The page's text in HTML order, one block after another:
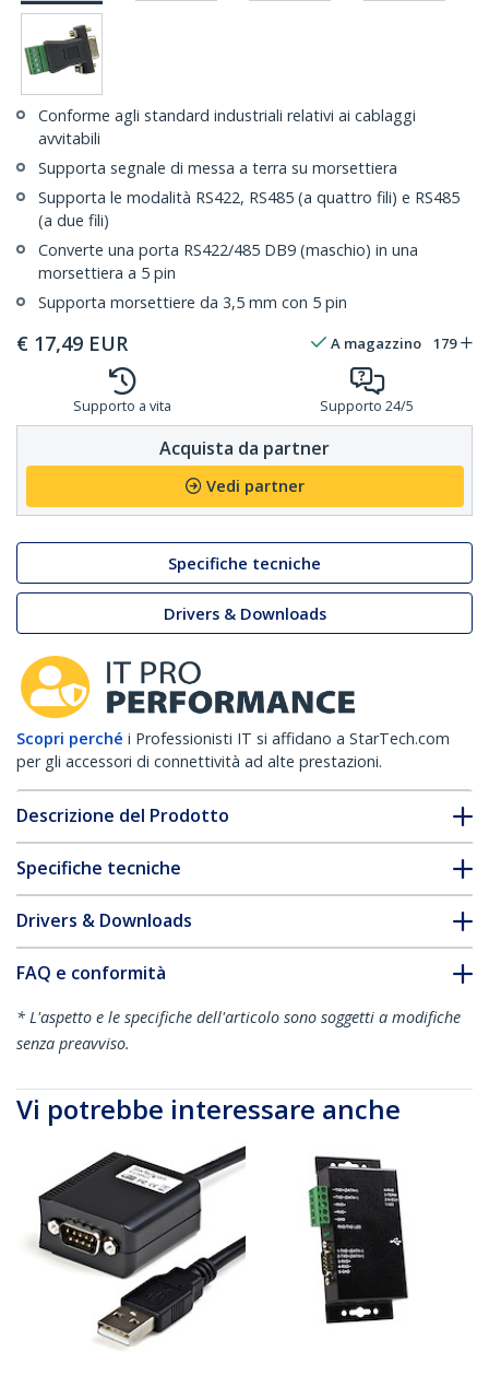
Conforme agli standard industriali relativi ai cablaggi
avvitabili
Supporta segnale di messa a terra su morsettiera
Supporta le modalità RS422, RS485 (a quattro fili) e RS485
(a due fili)
Converte una porta RS422/485 DB9 (maschio) in una
morsettiera a 5 pin
Supporta morsettiere da 3,5 mm con 5 pin
€ 17,49 EUR A magazzino 179
Supporto a vita Supporto 24/5
Acquista da partner
Vedi partner
Specifiche tecniche
Drivers & Downloads
Scopri perché i Professionisti IT si affidano a StarTech.com
per gli accessori di connettività ad alte prestazioni.
Descrizione del Prodotto
Specifiche tecniche
Drivers & Downloads
FAQ e conformità
* L'aspetto e le specifiche dell'articolo sono soggetti a modifiche
senza preavviso.
Vi potrebbe interessare anche